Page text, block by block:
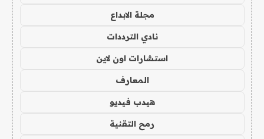
مجلة الابداع
نادي الترددات
استشارات اون لاين
المعارف
هيدب فيديو
رمح التقنية